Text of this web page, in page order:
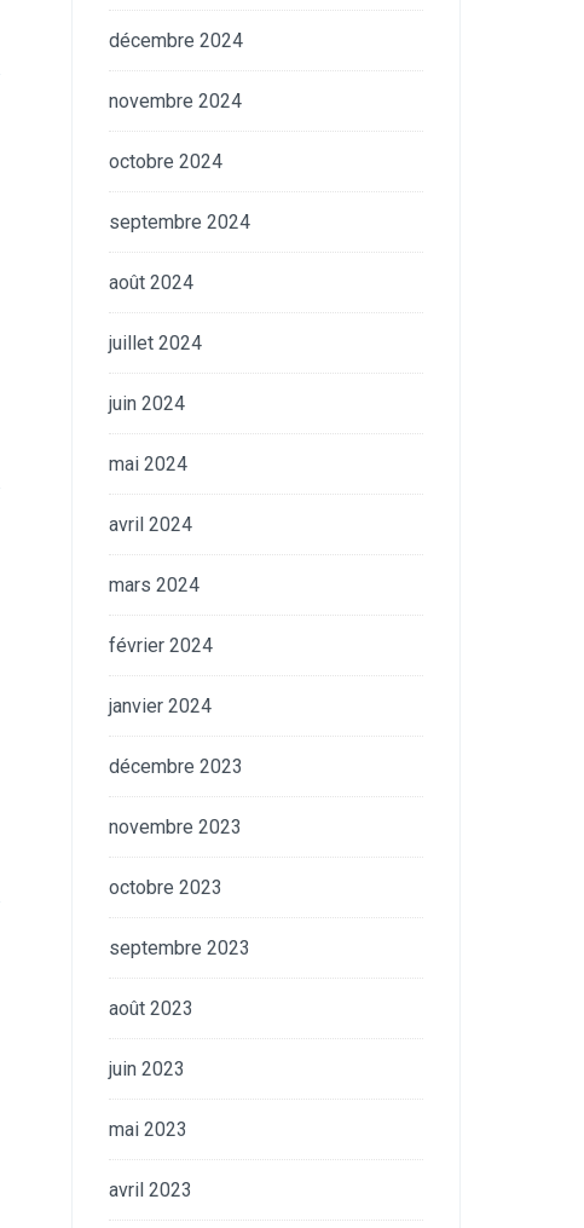
décembre 2024
novembre 2024
octobre 2024
septembre 2024
août 2024
juillet 2024
juin 2024
mai 2024
avril 2024
mars 2024
février 2024
janvier 2024
décembre 2023
novembre 2023
octobre 2023
septembre 2023
août 2023
juin 2023
mai 2023
avril 2023